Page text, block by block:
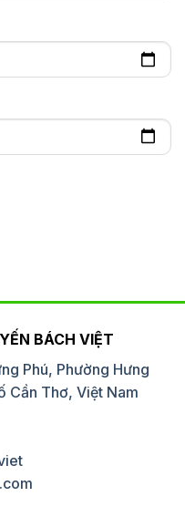
BÁCH VIỆT
Phú, Phường Hưng
Cần Thơ, Việt Nam